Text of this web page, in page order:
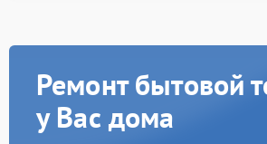
Ремонт бытовой
у Вас дома